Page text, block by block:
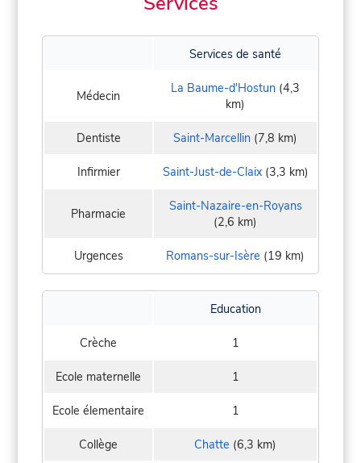
Services de santé
Médecin La Baume-d'Hostun (4,3
km)
Dentiste Saint-Marcellin (7,8 km)
Infirmier Saint-Just-de-Claix(3,3 km)
Pharmacie
Saint-Nazaire-en-Royans
(2,6 km)
Urgences Romans-sur-Isère (19 km)
Education
Crèche 1
Ecole maternelle 1
Ecole élementaire 1
Collège Chatte (6,3 km)